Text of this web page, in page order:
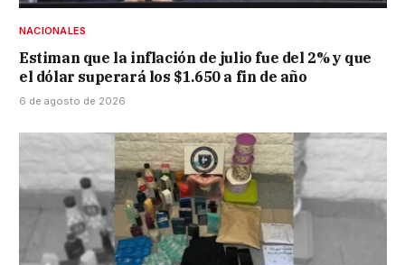
NACIONALES
Estiman que la inflación de julio fue del 2% y que
el dólar superará los $1.650 a fin de año
6 de agosto de 2026